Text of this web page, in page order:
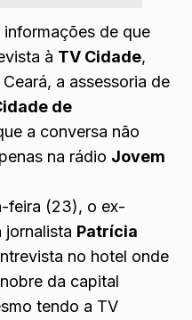
de que
à TV Cidade,
Ceará, a assessoria de
de
a conversa não
na rádio Jovem
feira (23), o ex-
jornalista Patrícia
no hotel onde
da capital
tendo a TV